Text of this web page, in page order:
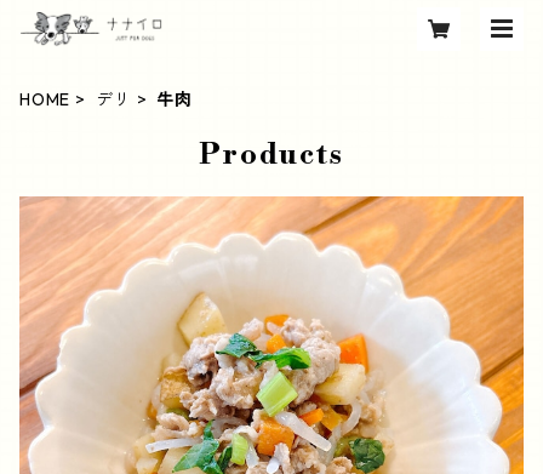
HOME デリ 牛肉
Products